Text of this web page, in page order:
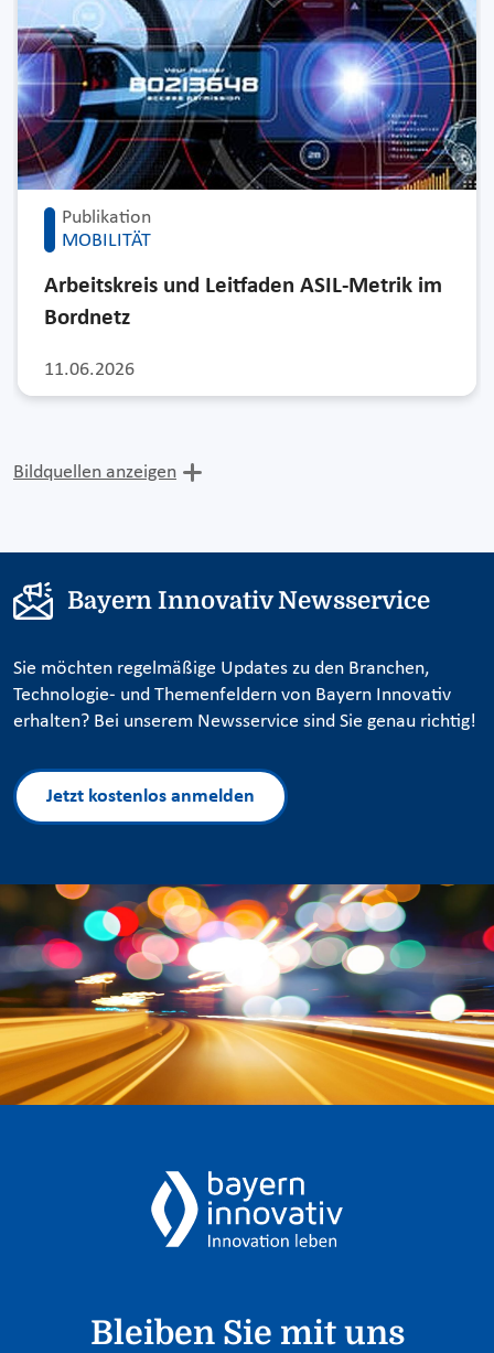
Publikation
MOBILITÄT
11.06.2026
Arbeitskreis und Leitfaden ASIL-Metrik im
Bordnetz
Bildquellen anzeigen
Bayern Innovativ Newsservice
Sie möchten regelmäßige Updates zu den Branchen,
Technologie- und Themenfeldern von Bayern Innovativ
erhalten? Bei unserem Newsservice sind Sie genau richtig!
Jetzt kostenlos anmelden
Bleiben Sie mit uns